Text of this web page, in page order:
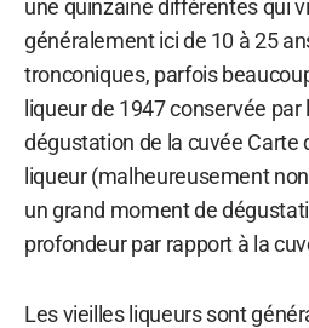
une quinzaine différentes qui
généralement ici de 10 à 25
tronconiques, parfois
liqueur de 1947 conservée
dégustation de la cuvée Carte
liqueur (malheureusement
un grand moment de
profondeur par rapport à la
Les vieilles liqueurs sont